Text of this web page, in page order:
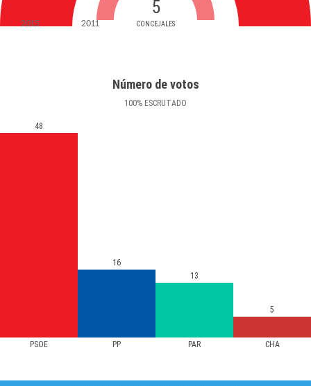
5
CONCEJALES
2015 2011
Número de votos
100% ESCRUTADO
PSOE PP PAR CHA
48
16
13
5